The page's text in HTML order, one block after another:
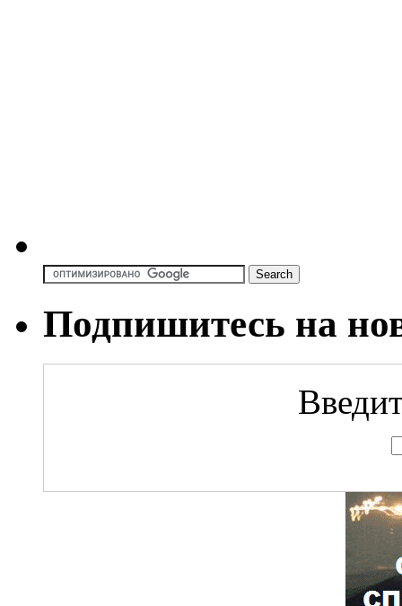
Подпишитесь на